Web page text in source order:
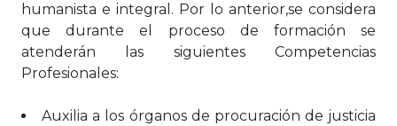
humanista e integral. Por lo anterior,se considera
que durante el proceso de formación se
atenderán las siguientes Competencias
Profesionales:
Auxilia a los órganos de procuración de justicia